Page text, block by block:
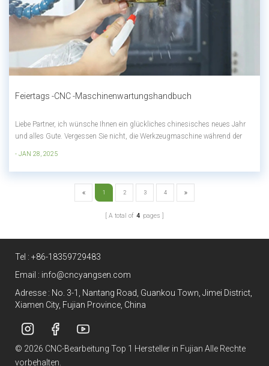
Feiertags -CNC -Maschinenwartungshandbuch
Liebe Partner, ich wünsche Ihnen ein glückliches chinesisches neues Jahr
und alles Gute. Vergessen Sie nicht, die Werkzeugmaschine während der
Werkzeugmaschine s...
- JAN 28, 2025
1 2 3 4
A total of 4 pages
Tel : +86-18359729483
Email : info@cncyangsen.com
Adresse : No. 3-1, Nantang Road, Guankou Town, Jimei District,
Xiamen City, Fujian Province, China
© 2026 CNC-Bearbeitung Top 1 Hersteller in Fujian Alle Rechte
vorbehalten.